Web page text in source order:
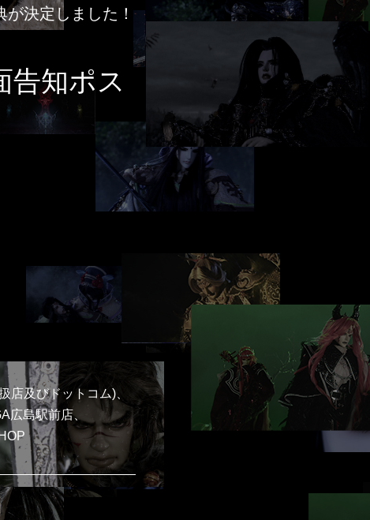
決定しました！
告知ポス
店及びドットコム)、
広島駅前店、